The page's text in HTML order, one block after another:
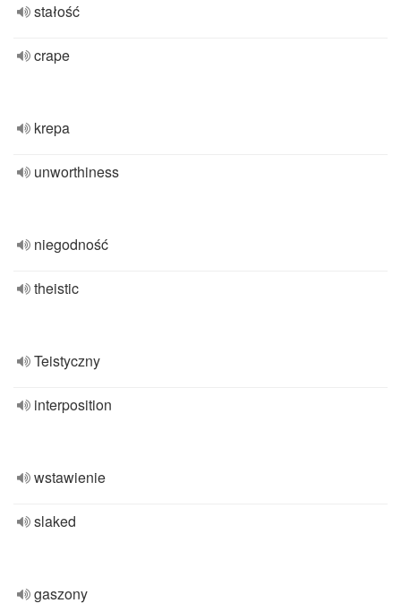
stałość
crape
krepa
unworthiness
niegodność
theistic
Teistyczny
interposition
wstawienie
slaked
gaszony